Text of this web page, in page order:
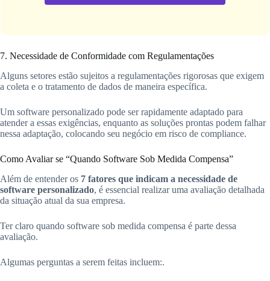
7. Necessidade de Conformidade com Regulamentações
Alguns setores estão sujeitos a regulamentações rigorosas que exigem
a coleta e o tratamento de dados de maneira específica.
Um software personalizado pode ser rapidamente adaptado para
atender a essas exigências, enquanto as soluções prontas podem falhar
nessa adaptação, colocando seu negócio em risco de compliance.
Como Avaliar se “Quando Software Sob Medida Compensa”
Além de entender os 7 fatores que indicam a necessidade de
software personalizado, é essencial realizar uma avaliação detalhada
da situação atual da sua empresa.
Ter claro quando software sob medida compensa é parte dessa
avaliação.
Algumas perguntas a serem feitas incluem:.